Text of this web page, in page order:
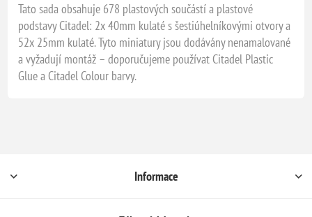
Tato sada obsahuje 678 plastových součástí a plastové
podstavy Citadel: 2x 40mm kulaté s šestiúhelníkovými otvory a
52x 25mm kulaté. Tyto miniatury jsou dodávány nenamalované
a vyžadují montáž – doporučujeme používat Citadel Plastic
Glue a Citadel Colour barvy.
Informace